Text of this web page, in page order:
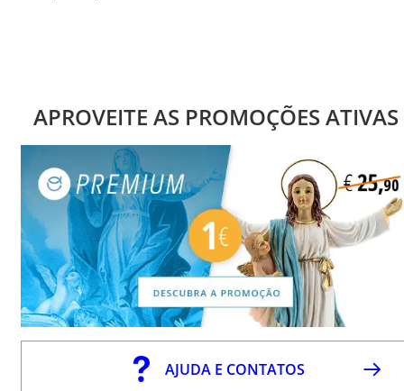
APROVEITE AS PROMOÇÕES ATIVAS
AJUDA E CONTATOS